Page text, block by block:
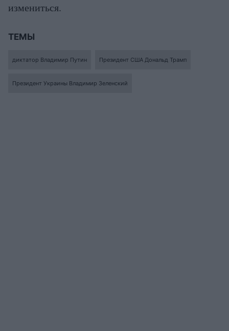
измениться.
ТЕМЫ
диктатор Владимир Путин Президент США Дональд Трамп
Президент Украины Владимир Зеленский